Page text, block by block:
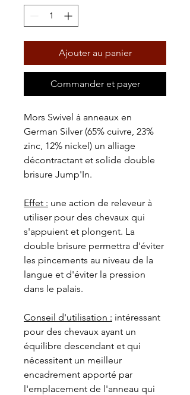
Ajouter au panier
Commander et payer
Mors Swivel à anneaux en
German Silver (65% cuivre, 23%
zinc, 12% nickel) un alliage
décontractant et solide double
brisure Jump'In.
Effet : une action de releveur à
utiliser pour des chevaux qui
s'appuient et plongent. La
double brisure permettra d'éviter
les pincements au niveau de la
langue et d'éviter la pression
dans le palais.
Conseil d'utilisation : intéressant
pour des chevaux ayant un
équilibre descendant et qui
nécessitent un meilleur
encadrement apporté par
l'emplacement de l'anneau qui